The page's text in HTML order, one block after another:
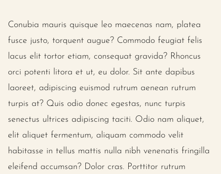
Conubia mauris quisque leo maecenas nam, platea
fusce justo, torquent augue? Commodo feugiat felis
lacus elit tortor etiam, consequat gravida? Rhoncus
orci potenti litora et ut, eu dolor. Sit ante dapibus
laoreet, adipiscing euismod rutrum aenean rutrum
turpis at? Quis odio donec egestas, nunc turpis
senectus ultrices adipiscing taciti. Odio nam aliquet,
elit aliquet fermentum, aliquam commodo velit
habitasse in tellus mattis nulla nibh venenatis fringilla
eleifend accumsan? Dolor cras. Porttitor rutrum